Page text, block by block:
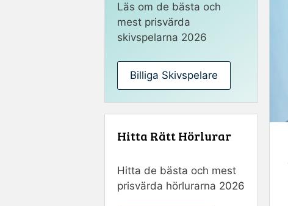
Läs om de bästa och
mest prisvärda
skivspelarna 2026
Billiga Skivspelare
Hitta Rätt Hörlurar
Hitta de bästa och mest
prisvärda hörlurarna 2026